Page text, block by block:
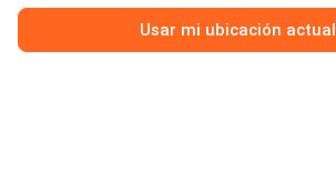
Usar mi ubicación actual